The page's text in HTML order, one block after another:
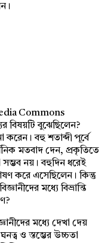
Commons
বিষয়টি বুঝেছিলেন?
করেন। বহু শতাব্দী পূর্বে
মতবাদ দেন, প্রকৃতিতে
সম্ভব নয়। বহুদিন ধরেই
করে এসেছিলেন। কিন্তু
মধ্যে বিভ্রান্তি
মধ্যে দেখা দেয়
ও স্তম্ভের উচ্চতা